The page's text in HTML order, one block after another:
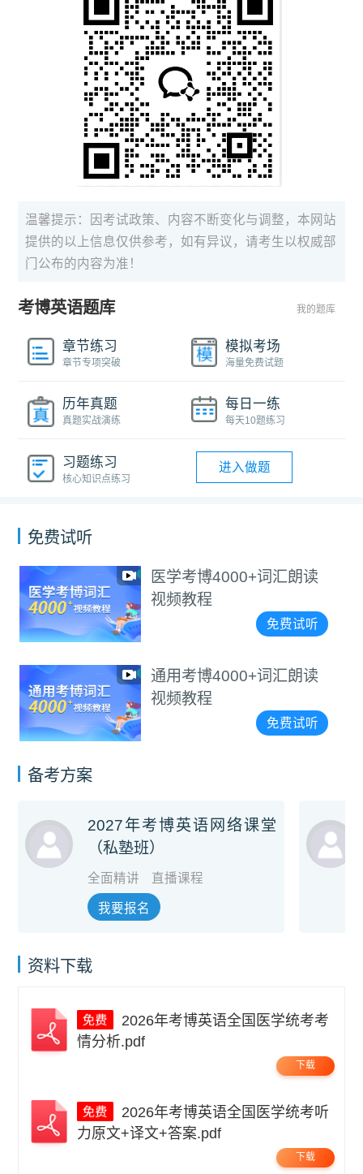
温馨提示：因考试政策、内容不断变化与调整，本网站
提供的以上信息仅供参考，如有异议，请考生以权威部
门公布的内容为准！
考博英语题库 我的题库
章节练习
章节专项突破
模拟考场
海量免费试题
历年真题
真题实战演练
每日一练
每天10题练习
习题练习
核心知识点练习
进入做题
免费试听
医学考博4000+词汇朗读
视频教程
免费试听
通用考博4000+词汇朗读
视频教程
免费试听
备考方案
2027年考博英语网络课堂
（私塾班）
全面精讲 直播课程
我要报名
资料下载
情分析.pdf
下载
力原文+译文+答案.pdf
下载